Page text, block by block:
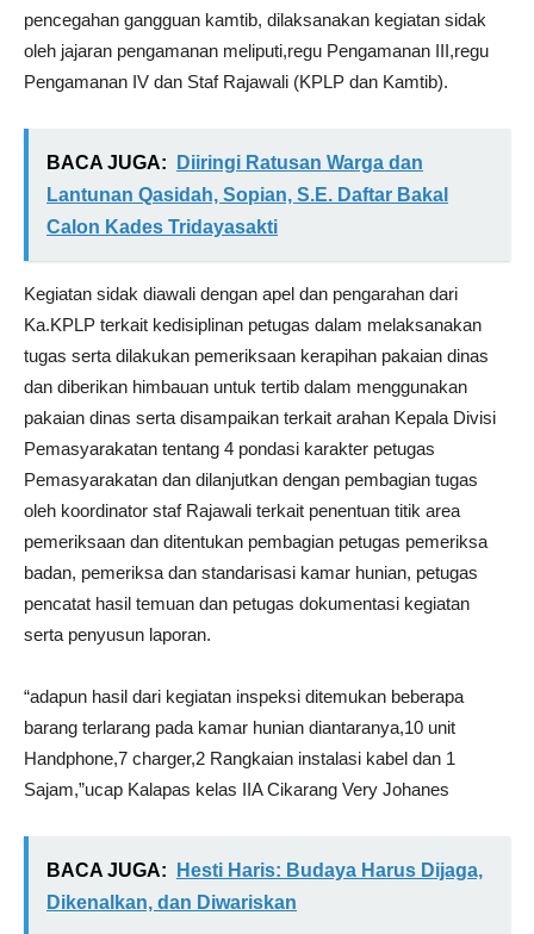
pencegahan gangguan kamtib, dilaksanakan kegiatan sidak
oleh jajaran pengamanan meliputi,regu Pengamanan III,regu
Pengamanan IV dan Staf Rajawali (KPLP dan Kamtib).
BACA JUGA:
Diiringi Ratusan Warga dan
Lantunan Qasidah, Sopian, S.E. Daftar Bakal
Calon Kades Tridayasakti
Kegiatan sidak diawali dengan apel dan pengarahan dari
Ka.KPLP terkait kedisiplinan petugas dalam melaksanakan
tugas serta dilakukan pemeriksaan kerapihan pakaian dinas
dan diberikan himbauan untuk tertib dalam menggunakan
pakaian dinas serta disampaikan terkait arahan Kepala Divisi
Pemasyarakatan tentang 4 pondasi karakter petugas
Pemasyarakatan dan dilanjutkan dengan pembagian tugas
oleh koordinator staf Rajawali terkait penentuan titik area
pemeriksaan dan ditentukan pembagian petugas pemeriksa
badan, pemeriksa dan standarisasi kamar hunian, petugas
pencatat hasil temuan dan petugas dokumentasi kegiatan
serta penyusun laporan.
“adapun hasil dari kegiatan inspeksi ditemukan beberapa
barang terlarang pada kamar hunian diantaranya,10 unit
Handphone,7 charger,2 Rangkaian instalasi kabel dan 1
Sajam,”ucap Kalapas kelas IIA Cikarang Very Johanes
BACA JUGA:
Hesti Haris: Budaya Harus Dijaga,
Dikenalkan, dan Diwariskan